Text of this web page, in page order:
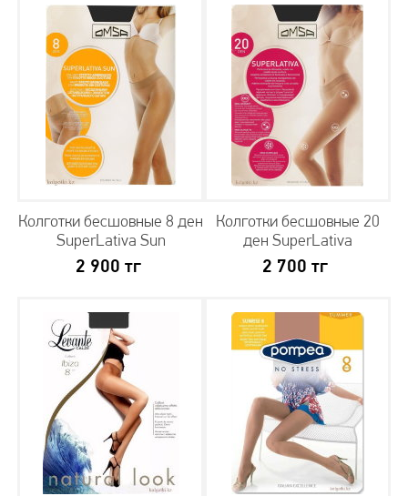
Колготки с прозрачным мыском
Колготки с отформованной пяткой
Колготки без мыска
Колготки без носка
Колготы с рисунком
Колготки с узорами
Хлопковые колготки женские
Элитные колготки
Колготки 3d
Капроновые колготки
Капроновые колготки имитация чулков
Колготки бесшовные 8 ден
SuperLativa Sun
2 900 тг
Колготки бесшовные 20
ден SuperLativa
2 700 тг